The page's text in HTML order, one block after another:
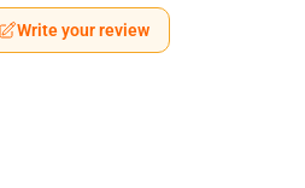
Write your review